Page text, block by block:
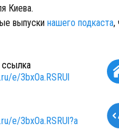
Киева.
выпуски нашего подкаста,
ссылка
e/3bxOa.RSRUl
e/3bxOa.RSRUl?a